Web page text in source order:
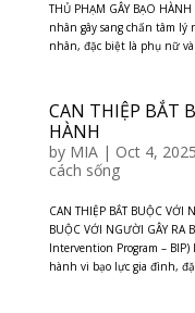
THỦ PHẠM GÂY BẠO
nhân gây sang chấn tâm
nhân, đặc biệt là phụ nữ
CAN THIỆP BẮT
HÀNH
by MIA| Oct 4, 2025
cách sống
CAN THIỆP BẮT BUỘC VỚI
BUỘC VỚI NGƯỜI GÂY
Intervention Program –
hành vi bạo lực gia đình,